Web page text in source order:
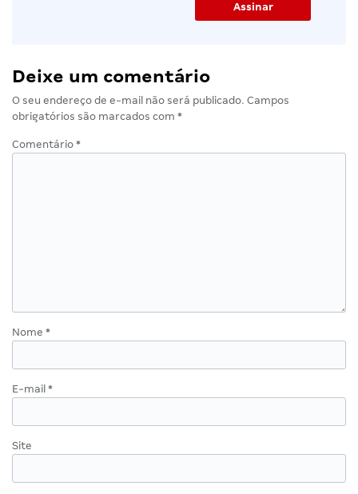
Deixe um comentário
O seu endereço de e-mail não será publicado. Campos
obrigatórios são marcados com *
Comentário *
Nome *
E-mail *
Site